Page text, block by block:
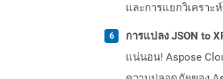
และการแยกวิเคราะ
การแปลง JSON to
แน่นอน! Aspose